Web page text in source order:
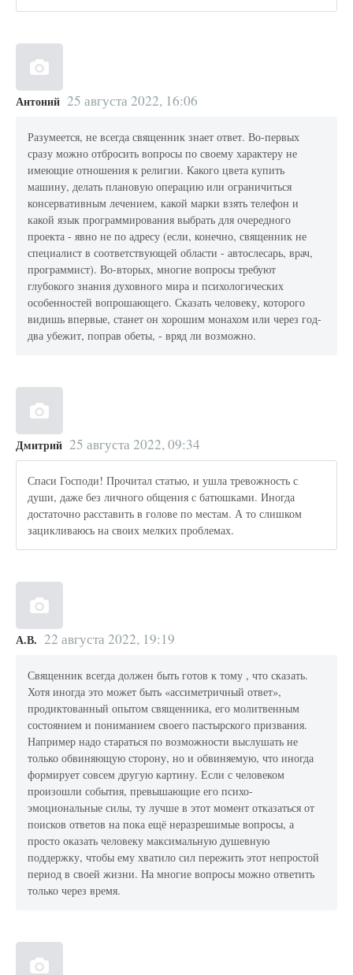
Антоний 25 августа 2022, 16:06
Разумеется, не всегда священник знает ответ. Во-первых
сразу можно отбросить вопросы по своему характеру не
имеющие отношения к религии. Какого цвета купить
машину, делать плановую операцию или ограничиться
консервативным лечением, какой марки взять телефон и
какой язык программирования выбрать для очередного
проекта - явно не по адресу (если, конечно, священник не
специалист в соответствующей области - автослесарь, врач,
программист). Во-вторых, многие вопросы требуют
глубокого знания духовного мира и психологических
особенностей вопрошающего. Сказать человеку, которого
видишь впервые, станет он хорошим монахом или через год-
два убежит, поправ обеты, - вряд ли возможно.
Дмитрий 25 августа 2022, 09:34
Спаси Господи! Прочитал статью, и ушла тревожность с
души, даже без личного общения с батюшками. Иногда
достаточно расставить в голове по местам. А то слишком
зацикливаюсь на своих мелких проблемах.
А.В. 22 августа 2022, 19:19
Священник всегда должен быть готов к тому , что сказать.
Хотя иногда это может быть «ассиметричный ответ»,
продиктованный опытом священника, его молитвенным
состоянием и пониманием своего пастырского призвания.
Например надо стараться по возможности выслушать не
только обвиняющую сторону, но и обвиняемую, что иногда
формирует совсем другую картину. Если с человеком
произошли события, превышающие его психо-
эмоциональные силы, ту лучше в этот момент отказаться от
поисков ответов на пока ещё неразрешимые вопросы, а
просто оказать человеку максимальную душевную
поддержку, чтобы ему хватило сил пережить этот непростой
период в своей жизни. На многие вопросы можно ответить
только через время.